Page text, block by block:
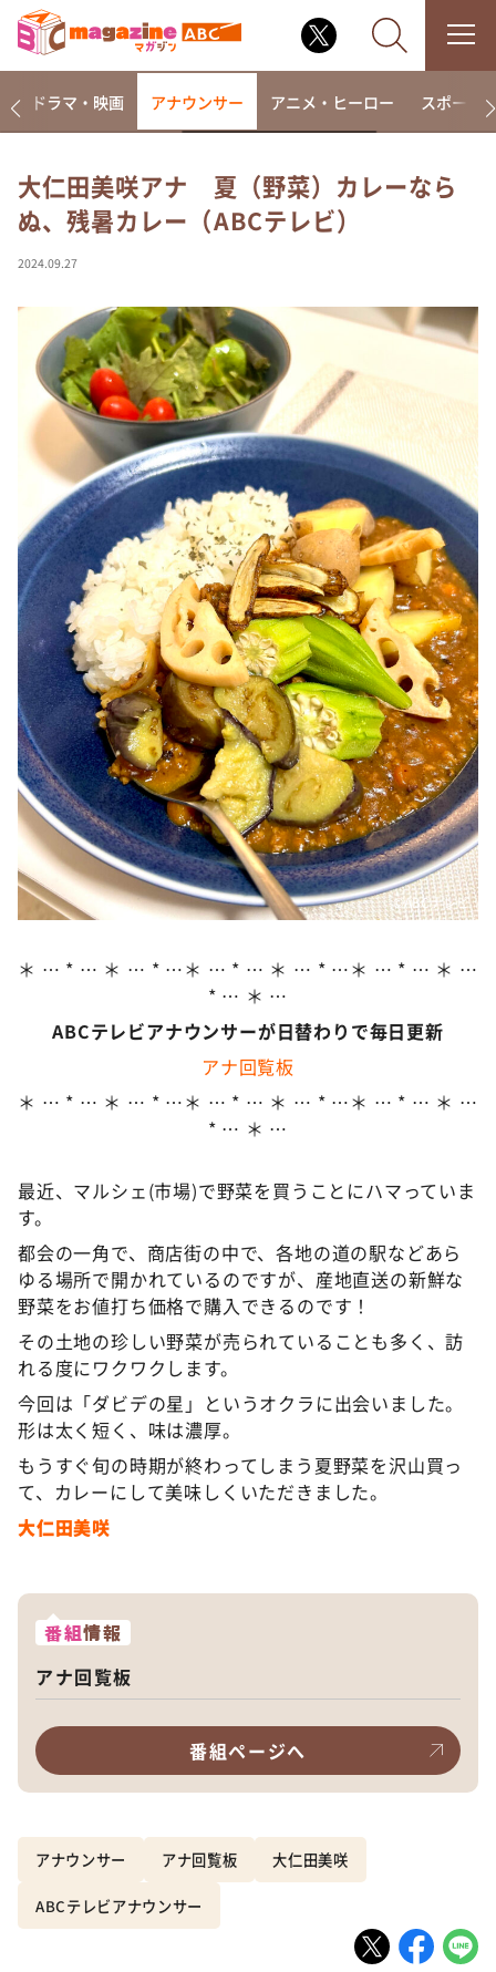
なるみ・岡村の過ぎるTV
相席食堂
～人生密着トークバラエティ！～ やすとものいたっ
て真剣です
探偵！ナイトスクープ
news おかえり
河合＆A.B.C-Z塚田×福井アナ「なんでやねん！？」
（news おかえり）
DAIGOも台所 ～きょうの献立 何にする？～
本日はダイアンなり！シーズン２
朝だ！生です旅サラダ
教えて！ニュースライブ 正義のミカタ
ＬＩＦＥ～夢のカタチ～
新婚さんいらっしゃい！
ポツンと一軒家
ザキ山小屋本館
ぺこぱのまるスポ
アナ回覧板
ドラマ・映画 アナウンサー アニメ・ヒーロー スポーツ
大仁田美咲アナ 夏（野菜）カレーなら
ぬ、残暑カレー（ABCテレビ）
2024.09.27
©️ABCテレビ
＊ … * … ＊ … * …＊ … * … ＊ … * …＊ … * … ＊ …
* … ＊ …
ABCテレビアナウンサーが日替わりで毎日更新
アナ回覧板
＊ … * … ＊ … * …＊ … * … ＊ … * …＊ … * … ＊ …
* … ＊ …
最近、マルシェ(市場)で野菜を買うことにハマっていま
す。
都会の一角で、商店街の中で、各地の道の駅などあら
ゆる場所で開かれているのですが、産地直送の新鮮な
野菜をお値打ち価格で購入できるのです！
その土地の珍しい野菜が売られていることも多く、訪
れる度にワクワクします。
今回は「ダビデの星」というオクラに出会いました。
形は太く短く、味は濃厚。
もうすぐ旬の時期が終わってしまう夏野菜を沢山買っ
て、カレーにして美味しくいただきました。
大仁田美咲
番組情報
アナ回覧板
番組ページへ
アナウンサー アナ回覧板 大仁田美咲
ABCテレビアナウンサー